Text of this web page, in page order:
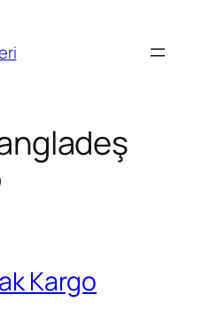
Kargo